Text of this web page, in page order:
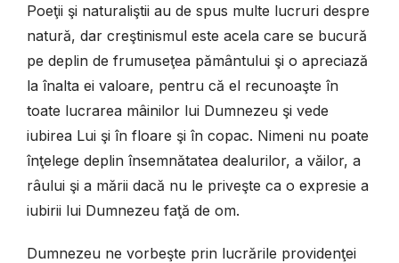
Poeţii şi naturaliştii au de spus multe lucruri despre
natură, dar creştinismul este acela care se bucură
pe deplin de frumuseţea pământului şi o apreciază
la înalta ei valoare, pentru că el recunoaşte în
toate lucrarea mâinilor lui Dumnezeu şi vede
iubirea Lui şi în floare şi în copac. Nimeni nu poate
înţelege deplin însemnătatea dealurilor, a văilor, a
râului şi a mării dacă nu le priveşte ca o expresie a
iubirii lui Dumnezeu faţă de om.
Dumnezeu ne vorbeşte prin lucrările providenţei